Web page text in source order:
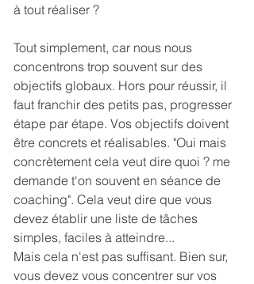
à tout réaliser ?
Tout simplement, car nous nous
concentrons trop souvent sur des
objectifs globaux. Hors pour réussir, il
faut franchir des petits pas, progresser
étape par étape. Vos objectifs doivent
être concrets et réalisables. "Oui mais
concrètement cela veut dire quoi ? me
demande t'on souvent en séance de
coaching". Cela veut dire que vous
devez établir une liste de tâches
simples, faciles à atteindre...
Mais cela n'est pas suffisant. Bien sur,
vous devez vous concentrer sur vos